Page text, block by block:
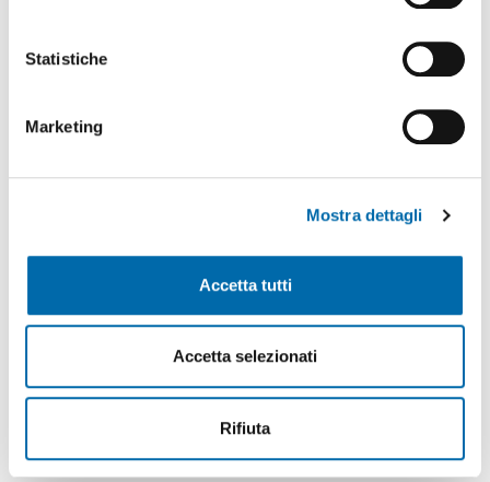
Statistiche
Marketing
Mostra dettagli
Accetta tutti
Accetta selezionati
Rifiuta
Tutti gli argomenti
Ambiente